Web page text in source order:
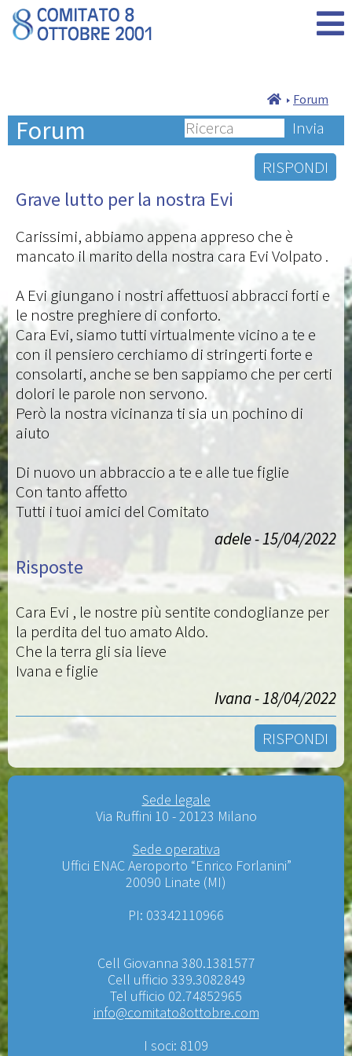
Forum
Invia
Forum
RISPONDI
Grave lutto per la nostra Evi
Carissimi, abbiamo appena appreso che è
mancato il marito della nostra cara Evi Volpato .
A Evi giungano i nostri affettuosi abbracci forti e
le nostre preghiere di conforto.
Cara Evi, siamo tutti virtualmente vicino a te e
con il pensiero cerchiamo di stringerti forte e
consolarti, anche se ben sappiamo che per certi
dolori le parole non servono.
Però la nostra vicinanza ti sia un pochino di
aiuto
Di nuovo un abbraccio a te e alle tue figlie
Con tanto affetto
Tutti i tuoi amici del Comitato
adele - 15/04/2022
Risposte
Cara Evi , le nostre più sentite condoglianze per
la perdita del tuo amato Aldo.
Che la terra gli sia lieve
Ivana e figlie
Ivana - 18/04/2022
RISPONDI
Sede legale
Via Ruffini 10 - 20123 Milano
Sede operativa
Uffici ENAC Aeroporto “Enrico Forlanini”
20090 Linate (MI)
PI: 03342110966
Cell Giovanna 380.1381577
Cell ufficio 339.3082849
Tel ufficio 02.74852965
info@comitato8ottobre.com
I soci: 8109